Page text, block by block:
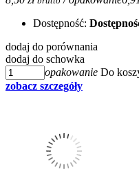
Dostępność:
dodaj do porównania
dodaj do schowka
opakowanie Do
zobacz szczegóły